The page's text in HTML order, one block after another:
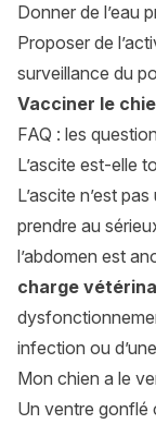
Donner de l’eau
Proposer de
surveillance du
Vacciner le
FAQ : les
L’ascite est-elle
L’ascite n’est
prendre au
l’abdomen est
charge
infection ou
Mon chien a le
Un ventre gonflé